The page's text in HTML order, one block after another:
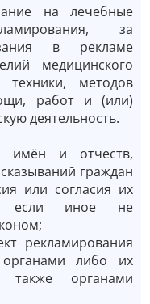
на лечебные
за
в рекламе
медицинского
методов
работ и (или)
деятельность.
имён и отчеств,
граждан
или согласия их
если иное не
рекламирования
органами либо их
органами